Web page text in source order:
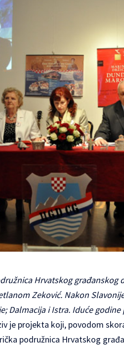
Hrvatskog građanskog
Zeković. Nakon
Dalmacija i Istra. Iduće
je projekta koji, povodom
podružnica Hrvatskog